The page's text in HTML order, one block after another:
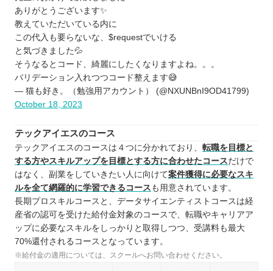
ありがとうございます✨
教えていただいている内に
この代入も要らないな、$requestでいける
と気づきました💦
そうなるとコード、綺麗にしたくなりますよね。。。
バリデーション入れつつコード整えます😅
— 猫も好き。（勉強用アカウント） (@NXUNBnI9OD41799)
October 18, 2023
テックアイエスのコース
テックアイエスのコースは４つに分かれており、 転職を目標と
する方やスキルアップを目標とする方に合わせたコースだけで
はなく、副業をしていきたい人に向けて案件獲得に必要なスキ
ルを全て網羅的に学習できるコース も用意されています。
長期プロスキルコースと、データサイエンティストコースは経
産省の認可を受けた給付金対象のコースで、転職やキャリアア
ップに必要なスキルをしっかりと取得しつつ、受講料も最大
70%還付されるコースとなっています。
※給付金の適用については、スクールへお問い合わせください。